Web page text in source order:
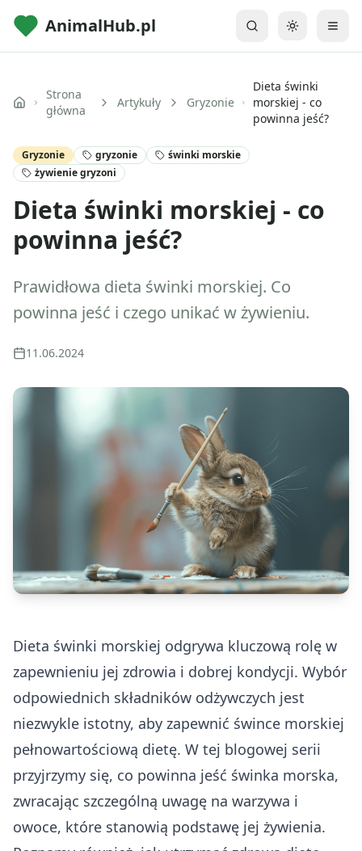
AnimalHub.pl Przełącz
Strona
główna
Artykuły Gryzonie
Dieta świnki
morskiej - co
powinna jeść?
Gryzonie gryzonie
świnki morskie
żywienie gryzoni
Dieta świnki morskiej - co
powinna jeść?
Prawidłowa dieta świnki morskiej. Co
powinna jeść i czego unikać w żywieniu.
11.06.2024
Dieta świnki morskiej odgrywa kluczową rolę w
zapewnieniu jej zdrowia i dobrej kondycji. Wybór
odpowiednich składników odżywczych jest
niezwykle istotny, aby zapewnić śwince morskiej
pełnowartościową dietę. W tej blogowej serii
przyjrzymy się, co powinna jeść świnka morska,
zwracając szczególną uwagę na warzywa i
owoce, które stanowią podstawę jej żywienia.